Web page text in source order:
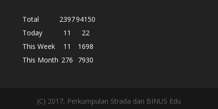
Total 239794150
Today
11
22
This Week
11
1698
This Month 276 7930
(C) 2017, Perkumpulan Strada dan BINUS Edu